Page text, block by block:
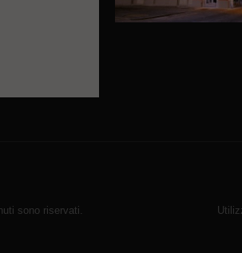
sono riservati.